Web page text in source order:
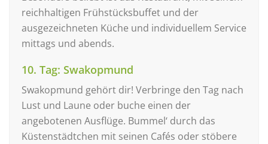
reichhaltigen Frühstücksbuffet und der
ausgezeichneten Küche und individuellem Service
mittags und abends.
10. Tag: Swakopmund
Swakopmund gehört dir! Verbringe den Tag nach
Lust und Laune oder buche einen der
angebotenen Ausflüge. Bummel‘ durch das
Küstenstädtchen mit seinen Cafés oder stöbere